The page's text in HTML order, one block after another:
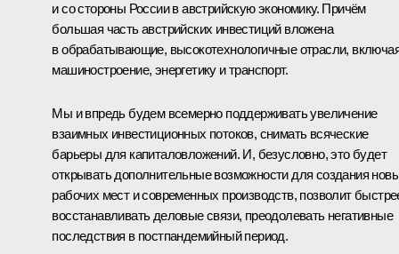
и со стороны России в австрийскую экономику. Причём
большая часть австрийских инвестиций вложена
в обрабатывающие, высокотехнологичные отрасли,
машиностроение, энергетику и транспорт.
Мы и впредь будем всемерно поддерживать увеличение
взаимных инвестиционных потоков, снимать всяческие
барьеры для капиталовложений. И, безусловно, это будет
открывать дополнительные возможности для создания
рабочих мест и современных производств, позволит
восстанавливать деловые связи, преодолевать негативные
последствия в постпандемийный период.